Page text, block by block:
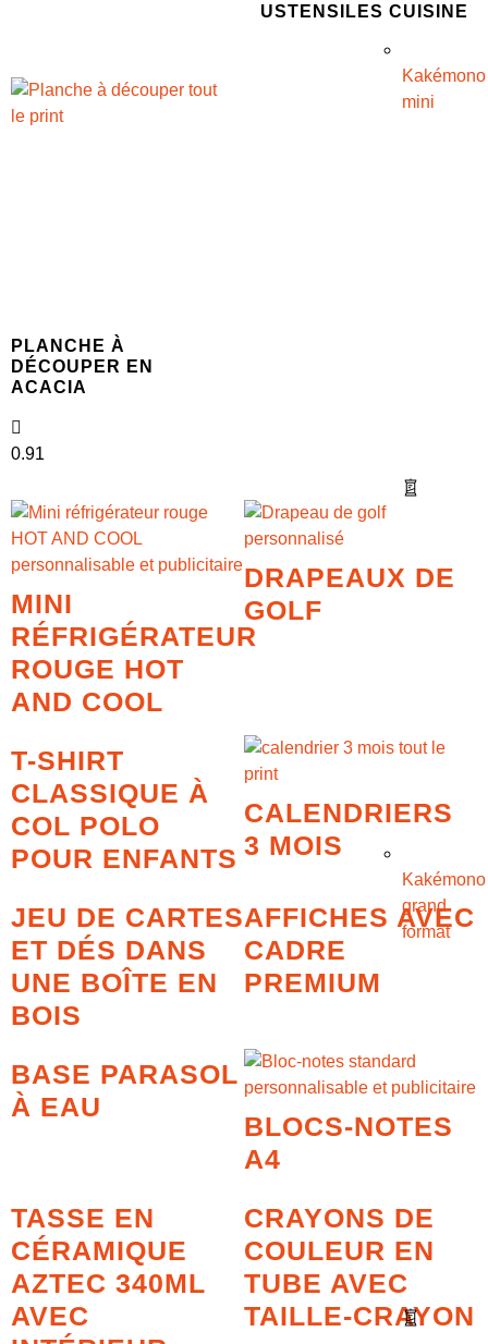
Kakémono
mini
Kakémono
grand
format
USTENSILES CUISINE
PLANCHE À
DÉCOUPER EN
ACACIA
MINI
RÉFRIGÉRATEUR
ROUGE HOT
AND COOL
DRAPEAUX DE
GOLF
T-SHIRT
CLASSIQUE À
COL POLO
POUR ENFANTS
CALENDRIERS
3 MOIS
JEU DE CARTES
ET DÉS DANS
UNE BOÎTE EN
BOIS
AFFICHES AVEC
CADRE
PREMIUM
BASE PARASOL
À EAU
BLOCS-NOTES
A4
TASSE EN
CÉRAMIQUE
AZTEC 340ML
AVEC
CRAYONS DE
COULEUR EN
TUBE AVEC
TAILLE-CRAYON